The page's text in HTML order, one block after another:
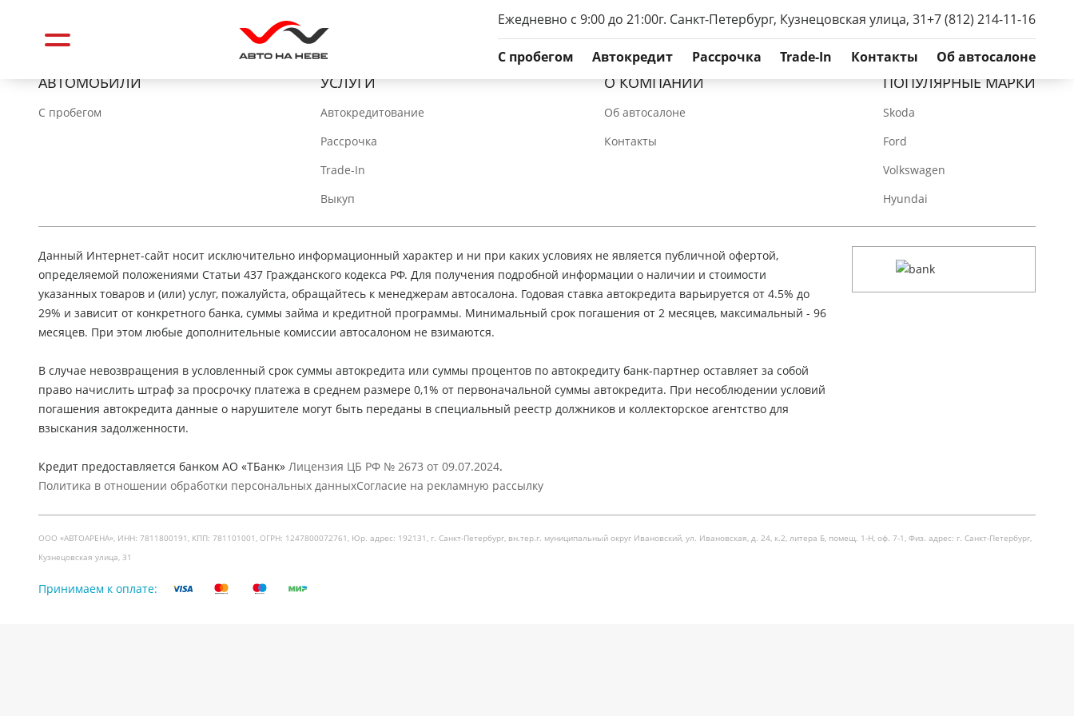
Ежедневно с 9:00 до 21:00г. Санкт-Петербург, Кузнецовская улица, 31+7 (812) 214-11-16
C пробегом Автокредит Рассрочка Trade-In Контакты Об автосалоне
АВТОМОБИЛИ
C пробегом
УСЛУГИ
Автокредитование
Рассрочка
Trade-In
Выкуп
О КОМПАНИИ
Об автосалоне
Контакты
ПОПУЛЯРНЫЕ МАРКИ
Skoda
Ford
Volkswagen
Hyundai
Данный Интернет-сайт носит исключительно информационный характер и ни при каких условиях не является публичной офертой,
определяемой положениями Статьи 437 Гражданского кодекса РФ. Для получения подробной информации о наличии и стоимости
указанных товаров и (или) услуг, пожалуйста, обращайтесь к менеджерам автосалона. Годовая ставка автокредита варьируется от 4.5% до
29% и зависит от конкретного банка, суммы займа и кредитной программы. Минимальный срок погашения от 2 месяцев, максимальный - 96
месяцев. При этом любые дополнительные комиссии автосалоном не взимаются.
В случае невозвращения в условленный срок суммы автокредита или суммы процентов по автокредиту банк-партнер оставляет за собой
право начислить штраф за просрочку платежа в среднем размере 0,1% от первоначальной суммы автокредита. При несоблюдении условий
погашения автокредита данные о нарушителе могут быть переданы в специальный реестр должников и коллекторское агентство для
взыскания задолженности.
Кредит предоставляется банком АО «ТБанк» Лицензия ЦБ РФ № 2673 от 09.07.2024.
Политика в отношении обработки персональных данныхСогласие на рекламную рассылку
ООО «АВТОАРЕНА», ИНН: 7811800191, КПП: 781101001, ОГРН: 1247800072761, Юр. адрес: 192131, г. Санкт-Петербург, вн.тер.г. муниципальный округ Ивановский, ул. Ивановская, д. 24, к.2, литера Б, помещ. 1-Н, оф. 7-1, Физ. адрес: г. Санкт-Петербург,
Кузнецовская улица, 31
Принимаем к оплате: